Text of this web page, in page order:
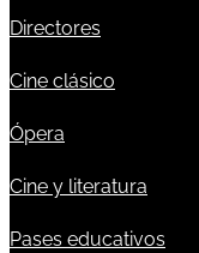
Directores
Cine clásico
Ópera
Cine y literatura
Pases educativos